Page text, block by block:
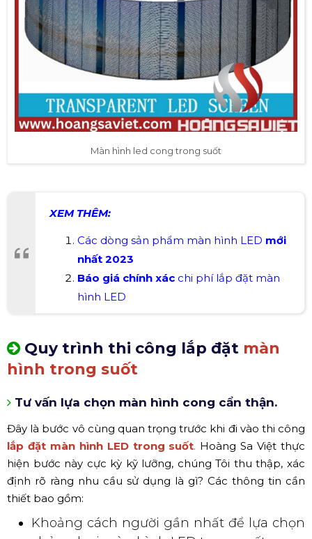
Màn hình led cong trong suốt
XEM THÊM:
Các dòng sản phẩm màn hình LED mới
nhất 2023
Báo giá chính xác chi phí lắp đặt màn
hình LED
Quy trình thi công lắp đặt màn
hình trong suốt
Tư vấn lựa chọn màn hình cong cẩn thận.
Đây là bước vô cùng quan trọng trước khi đi vào thi công
lắp đặt màn hình LED trong suốt. Hoàng Sa Việt thực
hiện bước này cực kỳ kỹ lưỡng, chúng Tôi thu thập, xác
định rõ ràng nhu cầu sử dụng là gì? Các thông tin cần
thiết bao gồm:
Khoảng cách người gần nhất để lựa chọn